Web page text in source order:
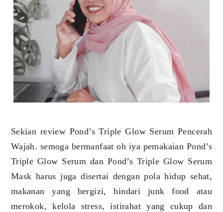
Sekian review Pond’s Triple Glow Serum Pencerah
Wajah. semoga bermanfaat oh iya pemakaian Pond’s
Triple Glow Serum dan Pond’s Triple Glow Serum
Mask harus juga disertai dengan pola hidup sehat,
makanan yang bergizi, hindari junk food atau
merokok, kelola stress, istirahat yang cukup dan